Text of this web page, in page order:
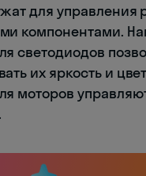
для управления
компонентами.
светодиодов
их яркость и
моторов